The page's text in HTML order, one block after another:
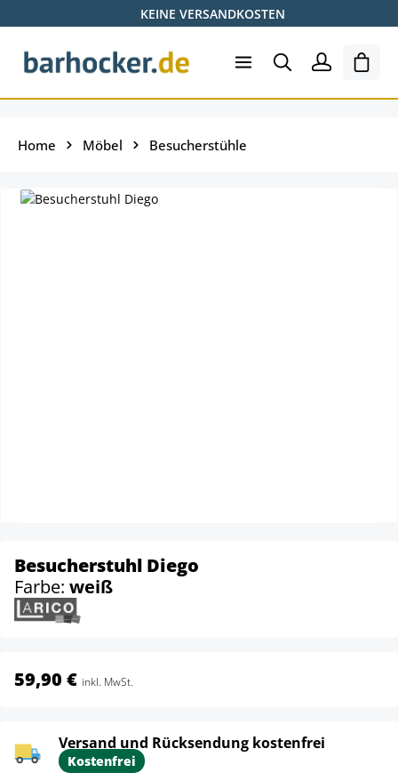
Zum Hauptinhalt springenKEINE VERSANDKOSTEN
Home Möbel Besucherstühle
Besucherstuhl Diego
Farbe: weiß
59,90 € inkl. MwSt.
Versand und Rücksendung kostenfrei
Kostenfrei